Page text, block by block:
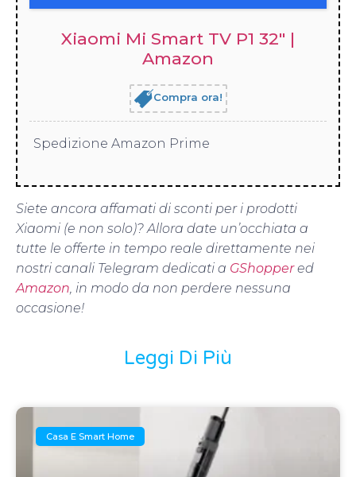
Xiaomi Mi Smart TV P1 32″ |
Amazon
Compra ora!
Spedizione Amazon Prime
Siete ancora affamati di sconti per i prodotti
Xiaomi (e non solo)? Allora date un’occhiata a
tutte le offerte in tempo reale direttamente nei
nostri canali Telegram dedicati a GShopper ed
Amazon , in modo da non perdere nessuna
occasione!
Leggi Di Più
Casa E Smart Home